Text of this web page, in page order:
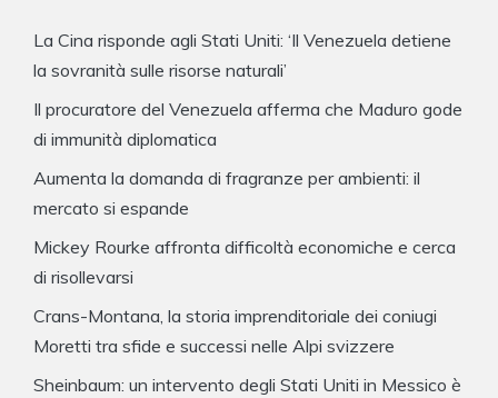
La Cina risponde agli Stati Uniti: ‘Il Venezuela detiene
la sovranità sulle risorse naturali’
Il procuratore del Venezuela afferma che Maduro gode
di immunità diplomatica
Aumenta la domanda di fragranze per ambienti: il
mercato si espande
Mickey Rourke affronta difficoltà economiche e cerca
di risollevarsi
Crans-Montana, la storia imprenditoriale dei coniugi
Moretti tra sfide e successi nelle Alpi svizzere
Sheinbaum: un intervento degli Stati Uniti in Messico è